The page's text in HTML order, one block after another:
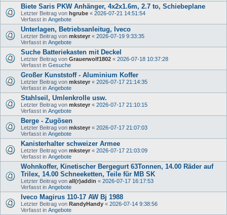
Biete Saris PKW Anhänger, 4x2x1.6m, 2.7 to, Schiebeplane
Letzter Beitrag von hgrube « 2026-07-21 14:51:54
Verfasst in Angebote
Unterlagen, Betriebsanleitug, Iveco
Letzter Beitrag von mksteyr « 2026-07-19 9:33:35
Verfasst in Angebote
Suche Batteriekasten mit Deckel
Letzter Beitrag von Grauerwolf1802 « 2026-07-18 10:37:28
Verfasst in Gesuche
Großer Kunststoff - Aluminium Koffer
Letzter Beitrag von mksteyr « 2026-07-17 21:14:35
Verfasst in Angebote
Stahlseil, Umlenkrolle usw.
Letzter Beitrag von mksteyr « 2026-07-17 21:10:15
Verfasst in Angebote
Berge - Zugösen
Letzter Beitrag von mksteyr « 2026-07-17 21:07:03
Verfasst in Angebote
Kanisterhalter schweizer Armee
Letzter Beitrag von mksteyr « 2026-07-17 21:03:09
Verfasst in Angebote
Wohnkoffer, Kinetischer Bergegurt 63Tonnen, 14.00 Räder auf
Trilex, 14.00 Schneeketten, Teile für MB SK
Letzter Beitrag von all(r)addin « 2026-07-17 16:17:53
Verfasst in Angebote
Iveco Magirus 110-17 AW Bj 1988
Letzter Beitrag von RandyHandy « 2026-07-14 9:38:56
Verfasst in Angebote